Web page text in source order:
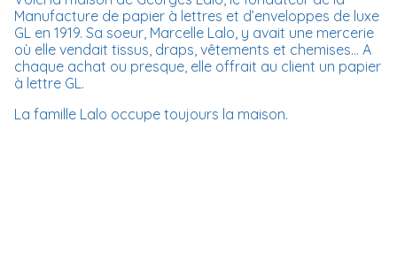
Manufacture de papier à lettres et d’enveloppes de luxe
GL en 1919. Sa soeur, Marcelle Lalo, y avait une mercerie
où elle vendait tissus, draps, vêtements et chemises… A
chaque achat ou presque, elle offrait au client un papier
à lettre GL.
La famille Lalo occupe toujours la maison.